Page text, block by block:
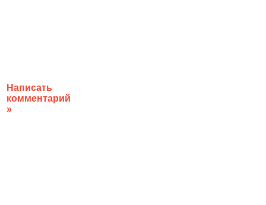
Написать
комментарий
»